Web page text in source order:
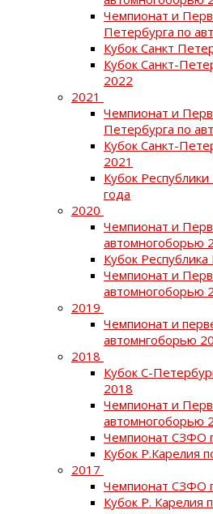
Чемпионат и
Петербурга по
Кубок Санкт
Кубок Санкт-
2022
2021
Чемпионат и
Петербурга по
Кубок Санкт-
2021
Кубок
года
2020
Чемпионат и
автомногоборью
Кубок
Чемпионат и
автомногоборью
2019
Чемпионат и
автомнгоборью
2018
Кубок С-
2018
Чемпионат и
автомногоборью
Чемпионат СЗФО
Кубок Р.Карелия
2017
Чемпионат СЗФО
Кубок Р. Карелия